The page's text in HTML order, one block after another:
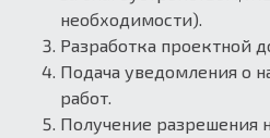
необходимости).
Разработка проектной
Подача уведомления о
работ.
Получение разрешения